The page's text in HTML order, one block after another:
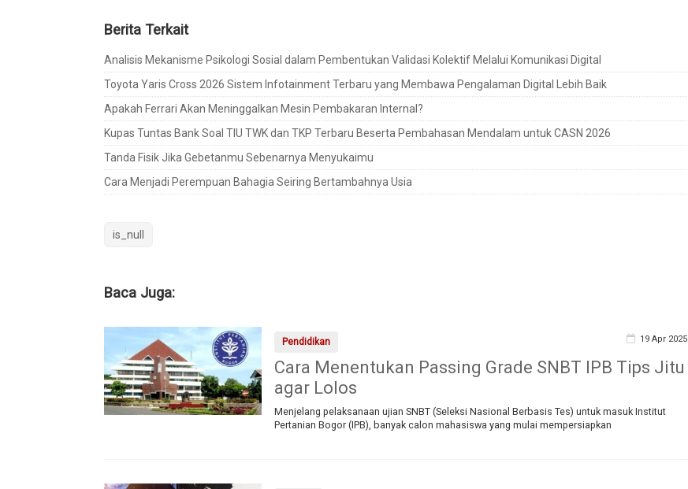
Berita Terkait
Analisis Mekanisme Psikologi Sosial dalam Pembentukan Validasi Kolektif Melalui Komunikasi Digital
Toyota Yaris Cross 2026 Sistem Infotainment Terbaru yang Membawa Pengalaman Digital Lebih Baik
Apakah Ferrari Akan Meninggalkan Mesin Pembakaran Internal?
Kupas Tuntas Bank Soal TIU TWK dan TKP Terbaru Beserta Pembahasan Mendalam untuk CASN 2026
Tanda Fisik Jika Gebetanmu Sebenarnya Menyukaimu
Cara Menjadi Perempuan Bahagia Seiring Bertambahnya Usia
is_null
Baca Juga:
Pendidikan 19 Apr 2025
Cara Menentukan Passing Grade SNBT IPB Tips Jitu
agar Lolos
Menjelang pelaksanaan ujian SNBT (Seleksi Nasional Berbasis Tes) untuk masuk Institut
Pertanian Bogor (IPB), banyak calon mahasiswa yang mulai mempersiapkan